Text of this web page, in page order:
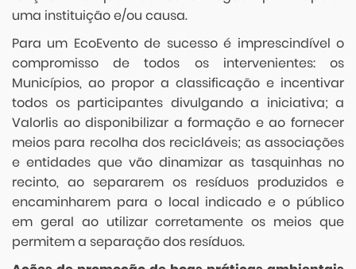
uma instituição e/ou causa.
Para um EcoEvento de sucesso é imprescindível o
compromisso de todos os intervenientes: os
Municípios, ao propor a classificação e incentivar
todos os participantes divulgando a iniciativa; a
Valorlis ao disponibilizar a formação e ao fornecer
meios para recolha dos recicláveis; as associações
e entidades que vão dinamizar as tasquinhas no
recinto, ao separarem os resíduos produzidos e
encaminharem para o local indicado e o público
em geral ao utilizar corretamente os meios que
permitem a separação dos resíduos.